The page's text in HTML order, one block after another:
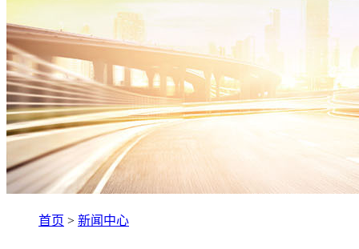
首页 > 新闻中心